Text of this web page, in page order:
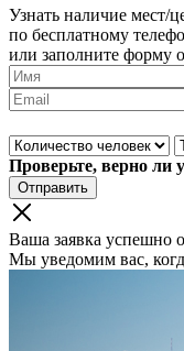
Узнать наличие мест/
по бесплатному
или заполните форму
Проверьте, верно ли
Отправить
Ваша заявка успешно
Мы уведомим вас,